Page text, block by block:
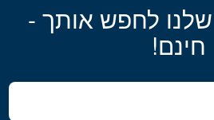
לחפש אותך -
חינם!